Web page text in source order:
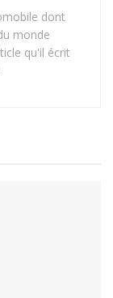
dont
monde
qu'il écrit